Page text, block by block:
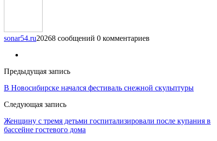
sonar54.ru20268 сообщений 0 комментариев
Предыдущая запись
В Новосибирске начался фестиваль снежной скульптуры
Следующая запись
Женщину с тремя детьми госпитализировали после купания в
бассейне гостевого дома